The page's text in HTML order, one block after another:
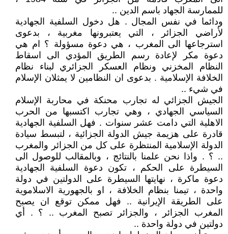
للممارسة الجهاد باسم الدين ..
ودائما في نفس المجال . هل دخول السلفية الجهادية
لأراضي الجزائر ، التي يعتبرونها مغربية ، بدعوى
استرجاعها الى المغرب ، هي دعوة مسؤولة ؟ ام هي
دعوة مكر لإعادة رسم الطريق المؤدي الى اسقاط
النظام المخزني ونظام العسكر الجزائري لبناء نظام
الخلافة الإسلامية . بدعوى ان النظامين لا يمثلان الإسلام
في شيء ..
الجيش الجزائي له تجارب محنكة في محاربة الإسلام
السياسي الجهادي ، وهي تجارب اكتسبها من الحرب
الاهلية التي دامت عشر سنوات . فهل السلفية الجهادية
قادرة على هزيمة جيش الدولة الجزائية ، لتبسط سيادة
الدولة الإسلامية المنتظرة على كل من الجزائر والمغرب
.. ؟ . واذا نحن علمنا بالنتائج ، وبالمقالب للوصول الى
السيطرة على الحكم ، تكون دعوة السلفية الجهادية
دعوة ماكرة ، نهايتها السيطرة على الدولتين في دولة
واحدة ، تيمنا بنظام الخلافة ، او بالجهورية الاسلاموية
على الطريقة الإيرانية .. فهل ممكن توقع ان يصبح
المغرب الجزائر ، والجزائر تصبح المغرب .. ؟ . أي
دولتين في دولة واحدة ..